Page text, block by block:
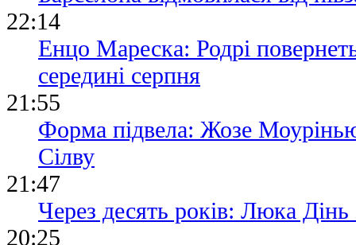
22:14
Енцо Мареска: Родрі
середині серпня
21:55
Форма підвела: Жозе
Сілву
21:47
Через десять років: Люка
20:25